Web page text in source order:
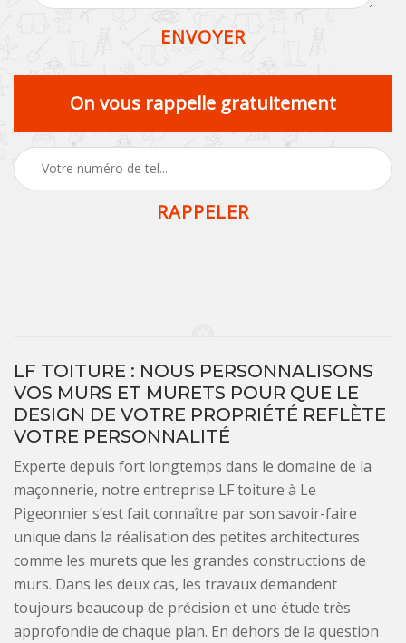
On vous rappelle gratuitement
LF TOITURE : NOUS PERSONNALISONS
VOS MURS ET MURETS POUR QUE LE
DESIGN DE VOTRE PROPRIÉTÉ REFLÈTE
VOTRE PERSONNALITÉ
Experte depuis fort longtemps dans le domaine de la
maçonnerie, notre entreprise LF toiture à Le
Pigeonnier s’est fait connaître par son savoir-faire
unique dans la réalisation des petites architectures
comme les murets que les grandes constructions de
murs. Dans les deux cas, les travaux demandent
toujours beaucoup de précision et une étude très
approfondie de chaque plan. En dehors de la question